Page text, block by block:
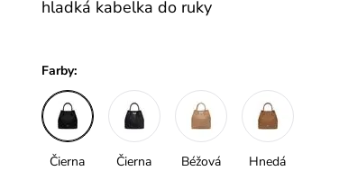
hladká kabelka do ruky
Farby:
Čierna Čierna Béžová Hnedá